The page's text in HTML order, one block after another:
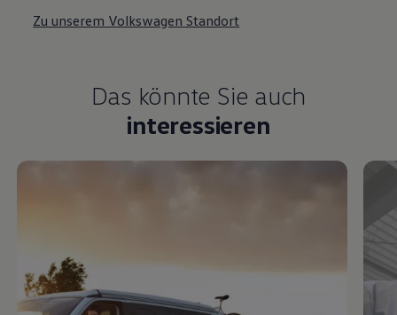
Zu unserem Volkswagen Standort
Das könnte Sie auch
interessieren